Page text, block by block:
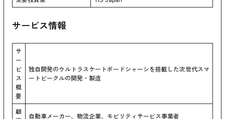
サービス情報
サ
ー
ビ
ス
概
要
独自開発のウルトラスケートボードシャーシを搭載した次世代スマ
ートビークルの開発・製造
顧
自動車メーカー、物流企業、モビリティサービス事業者